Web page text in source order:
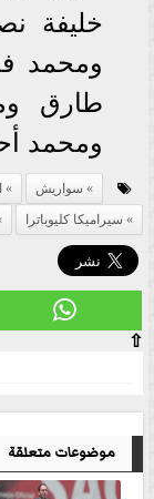
خليفة
ومحمد
طارق
ومحمد
سواريش
سيراميكا كليوباترا
⇧
موضوعات متعلقة